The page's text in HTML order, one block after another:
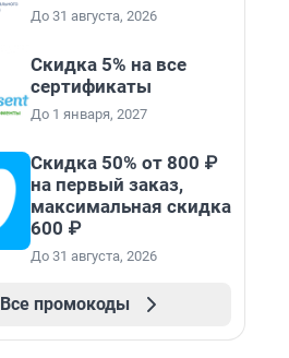
До 31 августа, 2026
Скидка 5% на все
сертификаты
До 1 января, 2027
Скидка 50% от 800 ₽
на первый заказ,
максимальная скидка
600 ₽
До 31 августа, 2026
Все промокоды